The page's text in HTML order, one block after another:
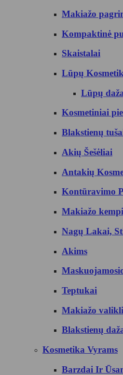
Makiažo
Kompaktinė
Skaistalai
Lūpų
Lūpų
Kosmetiniai
Blakstienų
Akių Šešėliai
Antakių
Kontūravimo
Makiažo
Nagų Lakai,
Akims
Teptukai
Makiažo
Blakstienų
Kosmetika Vyrams
Barzdai Ir